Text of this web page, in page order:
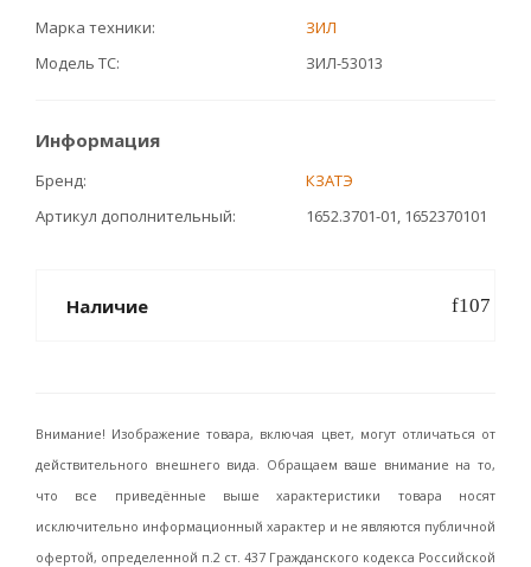
Марка техники
ЗИЛ
Модель ТС
ЗИЛ-53013
Информация
Бренд
КЗАТЭ
Артикул дополнительный
1652.3701-01, 1652370101
Наличие
Внимание! Изображение товара, включая цвет, могут отличаться от
действительного внешнего вида. Обращаем ваше внимание на то,
что все приведённые выше характеристики товара носят
исключительно информационный характер и не являются публичной
офертой, определенной п.2 ст. 437 Гражданского кодекса Российской